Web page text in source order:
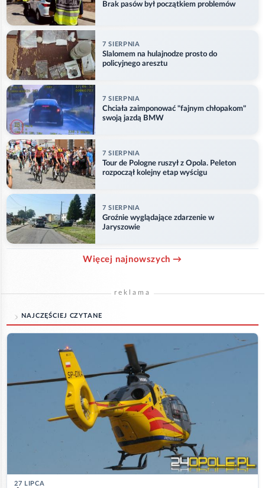
Brak pasów był początkiem problemów
7 SIERPNIA
Slalomem na hulajnodze prosto do
policyjnego aresztu
7 SIERPNIA
Chciała zaimponować "fajnym chłopakom"
swoją jazdą BMW
7 SIERPNIA
Tour de Pologne ruszył z Opola. Peleton
rozpoczął kolejny etap wyścigu
7 SIERPNIA
Groźnie wyglądające zdarzenie w
Jaryszowie
Więcej najnowszych →
reklama
NAJCZĘŚCIEJ CZYTANE
27 LIPCA